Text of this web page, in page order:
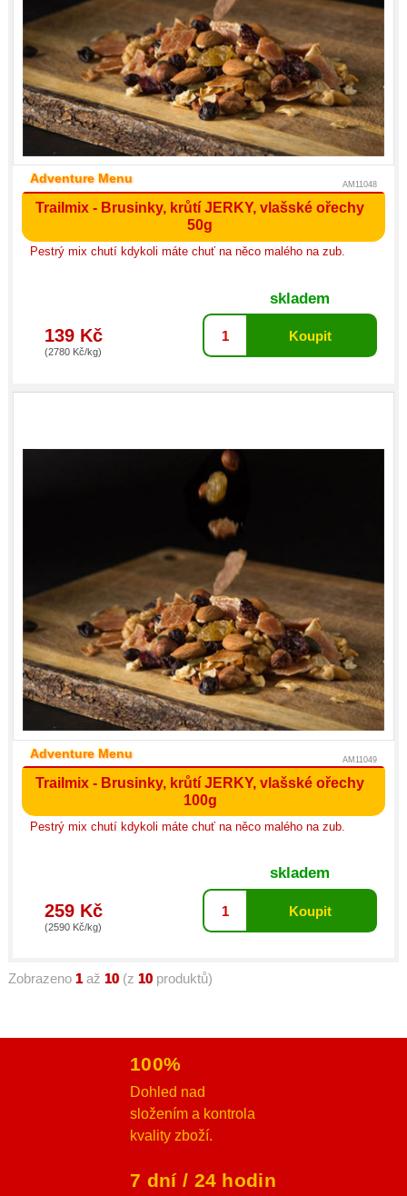
Adventure Menu
Trailmix - Brusinky, krůtí JERKY, vlašské ořechy
50g
Pestrý mix chutí kdykoli máte chuť na něco malého na zub.
AM11048
skladem
139 Kč
(2780 Kč/kg)
Adventure Menu
Trailmix - Brusinky, krůtí JERKY, vlašské ořechy
100g
Pestrý mix chutí kdykoli máte chuť na něco malého na zub.
AM11049
skladem
259 Kč
(2590 Kč/kg)
Zobrazeno1 až10 (z10 produktů)
100%
Dohled nad
složením a kontrola
kvality zboží.
7 dní / 24 hodin